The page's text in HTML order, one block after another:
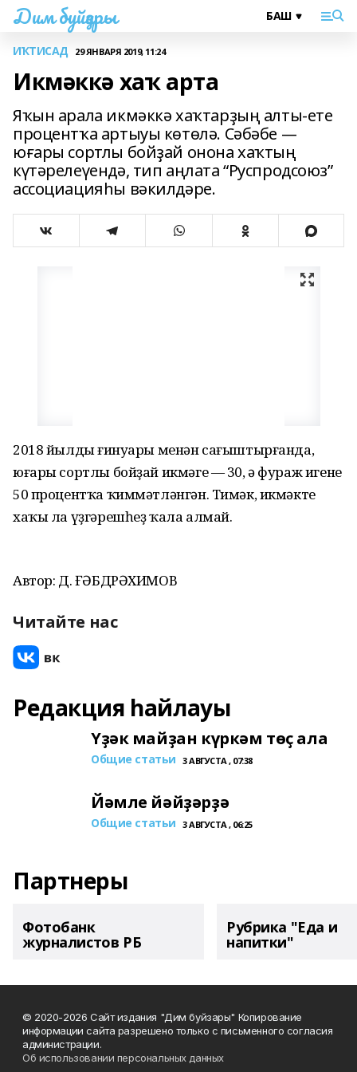
Дим буйҙары
ИҠТИСАД 29 ЯНВАРЯ 2019, 11:24
Икмәккә хаҡ арта
Яҡын арала икмәккә хаҡтарҙың алты-ете
процентҡа артыуы көтөлә. Сәбәбе —
юғары сортлы бойҙай онона хаҡтың
күтәрелеүендә, тип аңлата “Руспродсоюз”
ассоциацияһы вәкилдәре.
2018 йылдың ғинуары менән сағыштырғанда,
юғары сортлы бойҙай икмәге — 30, ә фураж игене
50 процентҡа ҡиммәтләнгән. Тимәк, икмәктең
хаҡы ла үҙгәрешһеҙ ҡала алмай.
Автор: Д. ҒӘБДРӘХИМОВ
Читайте нас
Редакция һайлауы
Үҙәк майҙан күркәм төҫ ала
Общие статьи 3 АВГУСТА , 07:38
Йәмле йәйҙәрҙә
Общие статьи 3 АВГУСТА , 06:25
Партнеры
Фотобанк
журналистов РБ
Рубрика "Еда и
напитки"
© 2020-2026 Сайт издания "Дим буйзары" Копирование
информации сайта разрешено только с письменного согласия
администрации.
Об использовании персональных данных